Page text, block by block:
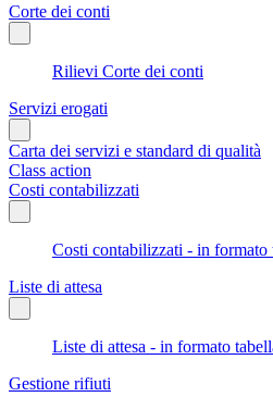
Corte dei conti
Rilievi Corte dei conti
Servizi erogati
Carta dei servizi e standard di qualità
Class action
Costi contabilizzati
Costi contabilizzati - in formato
Liste di attesa
Liste di attesa - in formato
Gestione rifiuti